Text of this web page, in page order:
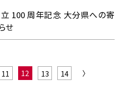
100 周年記念 大分県への寄
せ
11 12 13 14 〉